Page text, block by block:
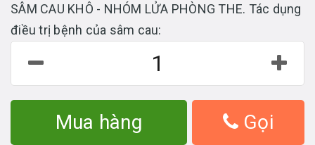
SÂM CAU KHÔ - NHÓM LỬA PHÒNG THE. Tác dụng
điều trị bệnh của sâm cau:
Mua hàng Gọi